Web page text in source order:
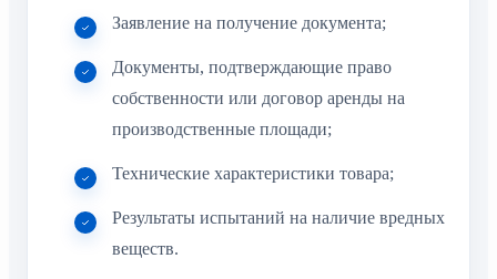
Заявление на получение документа;
Документы, подтверждающие право
собственности или договор аренды на
производственные площади;
Технические характеристики товара;
Результаты испытаний на наличие вредных
веществ.